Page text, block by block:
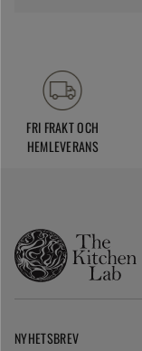
FRI FRAKT OCH
HEMLEVERANS
NYHETSBREV